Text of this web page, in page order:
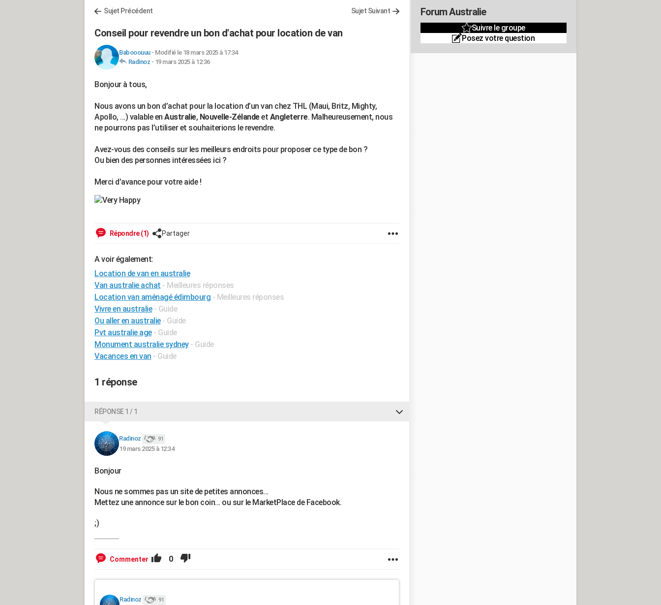
Sujet Précédent Sujet Suivant
Conseil pour revendre un bon d'achat pour location de van
Babooouuu- Modifié le 18 mars 2025 à 17:34
Radinoz - 19 mars 2025 à 12:36
Bonjour à tous,
Nous avons un bon d’achat pour la location d’un van chez THL (Maui, Britz, Mighty,
Apollo, …) valable en Australie, Nouvelle-Zélandeet Angleterre. Malheureusement, nous
ne pourrons pas l’utiliser et souhaiterions le revendre.
Avez-vous des conseils sur les meilleurs endroits pour proposer ce type de bon ?
Ou bien des personnes intéressées ici ?
Merci d’avance pour votre aide !
Répondre (1) Partager
A voir également:
Location de van en australie
Van australie achat - Meilleures réponses
Location van aménagé édimbourg - Meilleures réponses
Vivre en australie - Guide
Ou aller en australie - Guide
Pvt australie age - Guide
Monument australie sydney - Guide
Vacances en van - Guide
1 réponse
RÉPONSE 1 / 1
Radinoz 91
19 mars 2025 à 12:34
Bonjour
Nous ne sommes pas un site de petites annonces...
Mettez une annonce sur le bon coin... ou sur le MarketPlace de Facebook.
;)
Commenter 0
Radinoz 91
Forum Australie
Suivre le groupe
Posez votre question